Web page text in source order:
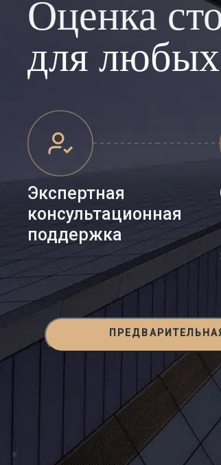
Оценка
для
Экспертная
консультационная
поддержка